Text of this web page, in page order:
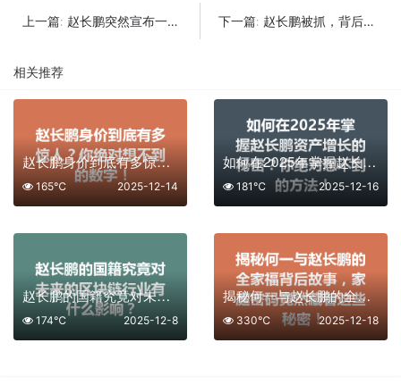
上一篇: 赵长鹏突然宣布一个决定，网友们都惊呆了！ 下一篇: 赵长鹏被抓，背后隐藏了怎样的交易故事？
相关推荐
赵长鹏身价到底有多惊人？你绝对想不到的数字！
2025-12-14
165℃
如何在2025年掌握赵长鹏资产增长的秘密？你绝对想不到的方法！
2025-12-16
181℃
赵长鹏的国籍究竟对未来的区块链行业有什么影响？
2025-12-8
174℃
揭秘何一与赵长鹏的全家福背后故事，家庭密码竟然藏着这些秘密！
2025-12-18
330℃